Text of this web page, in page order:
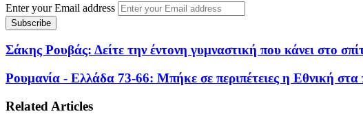
Enter your Email address
Σάκης Ρουβάς: Δείτε την έντονη γυμναστική που κάνει στο
Ρουμανία - Ελλάδα 73-66: Μπήκε σε περιπέτειες η Εθνική
Related Articles